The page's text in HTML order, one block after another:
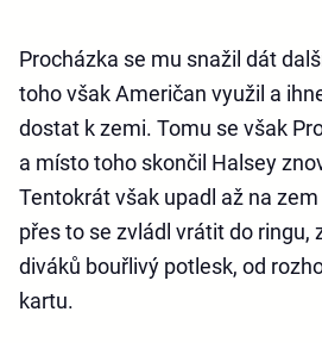
Procházka se mu snažil dát
toho však Američan využil a
dostat k zemi. Tomu se však
a místo toho skončil Halsey
Tentokrát však upadl až na
přes to se zvládl vrátit do ringu,
diváků bouřlivý potlesk, od
kartu.